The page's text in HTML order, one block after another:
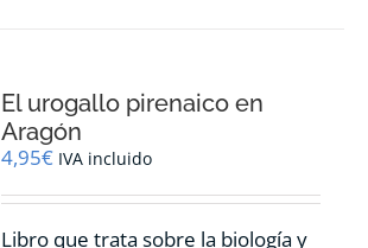
El urogallo pirenaico en
Aragón
4,95€ IVA incluido
Libro que trata sobre la biología y